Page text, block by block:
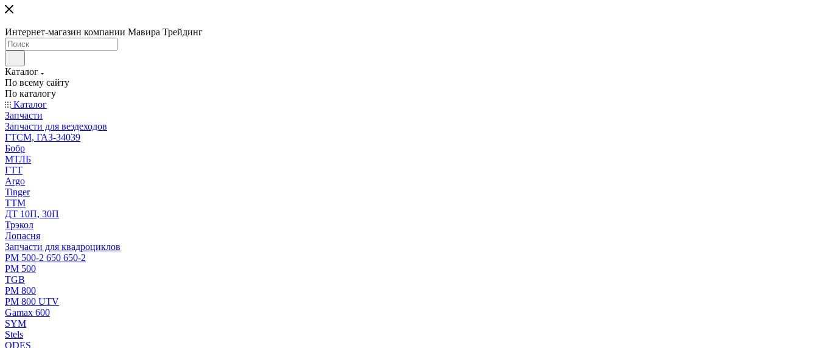
Интернет-магазин компании Мавира Трейдинг
Каталог
По всему сайту
По каталогу
Каталог
Запчасти
Запчасти для вездеходов
ГТСМ, ГАЗ-34039
Бобр
МТЛБ
ГТТ
Argo
Tinger
ТТМ
ДТ 10П, 30П
Трэкол
Лопасня
Запчасти для квадроциклов
РМ 500-2 650 650-2
РМ 500
TGB
РМ 800
РМ 800 UTV
Gamax 600
SYM
Stels
ОDЕS